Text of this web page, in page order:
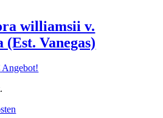
williamsii v.
(Est. Vanegas)
Aktueller
ist:
Angebot!